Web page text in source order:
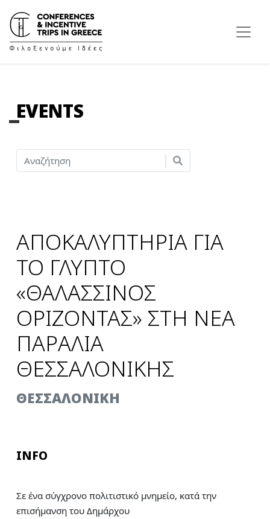
EVENTS
ΑΠΟΚΑΛΥΠΤΗΡΙΑ ΓΙΑ
ΤΟ ΓΛΥΠΤΟ
«ΘΑΛΑΣΣΙΝΟΣ
ΟΡΙΖΟΝΤΑΣ» ΣΤΗ ΝΕΑ
ΠΑΡΑΛΙΑ
ΘΕΣΣΑΛΟΝΙΚΗΣ
ΘΕΣΣΑΛΟΝΙΚΗ
INFO
Σε ένα σύγχρονο πολιτιστικό μνημείο, κατά την
επισήμανση του Δημάρχου